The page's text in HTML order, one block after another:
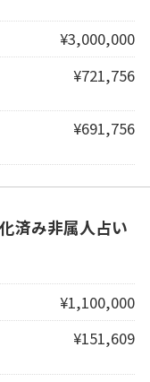
¥3,000,000
¥721,756
¥691,756
済み非属人占い
¥1,100,000
¥151,609